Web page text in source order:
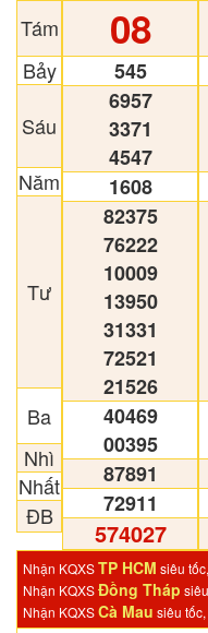
Tám
Bảy
Sáu
Năm
Tư
Ba
Nhì
Nhất
ĐB
08
545
6957
3371
4547
1608
82375
76222
10009
13950
31331
72521
21526
40469
00395
87891
72911
574027
Nhận KQXSTP HCM siêu
Nhận KQXSĐồng Tháp
Nhận KQXSCà Mau siêu